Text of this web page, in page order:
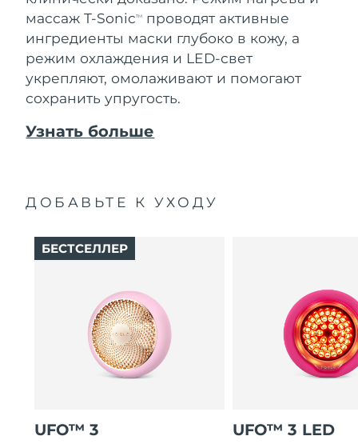
массаж T-SonicTM
проводят активные
ингредиенты маски глубоко в кожу, а
режим охлаждения и LED-свет
укрепляют, омолаживают и помогают
сохранить упругость.
Узнать больше
ДОБАВЬТЕ К УХОДУ
UFO™ 3
БЕСТСЕЛЛЕР
UFO™ 3 LED